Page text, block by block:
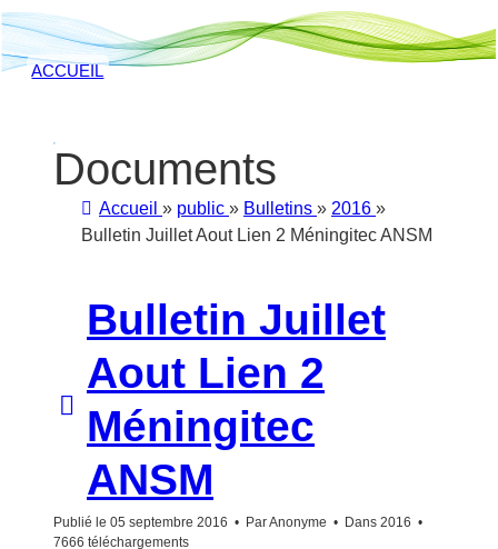
ACCUEIL
Documents
Accueil » public » Bulletins » 2016 »
Bulletin Juillet Aout Lien 2 Méningitec ANSM
p
d
f
Bulletin Juillet
Aout Lien 2
Méningitec
ANSM
Publié le 05 septembre 2016 ParAnonyme Dans 2016
7666 téléchargements